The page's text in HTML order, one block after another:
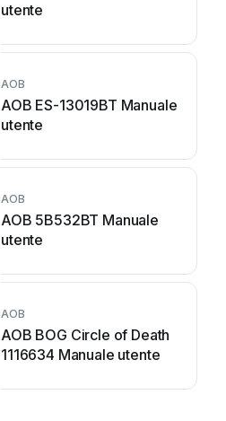
utente
AOB
AOB ES-13019BT Manuale
utente
AOB
AOB 5B532BT Manuale
utente
AOB
AOB BOG Circle of Death
1116634 Manuale utente